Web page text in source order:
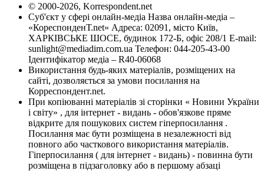
© 2000-2026, Korrespondent.net
Суб'єкт у сфері онлайн-медіа Назва онлайн-медіа –
«КореспонденТ.net» Адреса: 02091, місто Київ,
ХАРКІВСЬКЕ ШОСЕ, будинок 172-Б, офіс 208/1 E-mail:
sunlight@mediadim.com.ua Телефон: 044-205-43-00
Ідентифікатор медіа – R40-06068
Використання будь-яких матеріалів, розміщених на
сайті, дозволяється за умови посилання на
Корреспондент.net.
При копіюванні матеріалів зі сторінки « Новини України
і світу» , для інтернет - видань - обов'язкове пряме
відкрите для пошукових систем гіперпосилання .
Посилання має бути розміщена в незалежності від
повного або часткового використання матеріалів.
Гіперпосилання ( для інтернет - видань) - повинна бути
розміщена в підзаголовку або в першому абзаці